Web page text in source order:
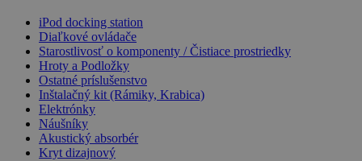
iPod docking station
Diaľkové ovládače
Starostlivosť o komponenty / Čistiace prostriedky
Hroty a Podložky
Ostatné príslušenstvo
Inštalačný kit (Rámiky, Krabica)
Elektrónky
Náušníky
Akustický absorbér
Kryt dizajnový